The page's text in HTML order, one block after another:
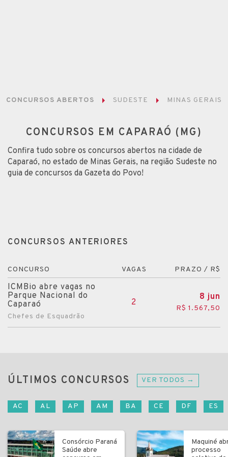
CONCURSOS ABERTOS SUDESTE MINAS GERAIS
CONCURSOS EM CAPARAÓ (MG)
Confira tudo sobre os concursos abertos na cidade de
Caparaó, no estado de Minas Gerais, na região Sudeste no
guia de concursos da Gazeta do Povo!
CONCURSOS ANTERIORES
CONCURSO VAGAS PRAZO / R$
ICMBio abre vagas no
Parque Nacional do
Caparaó
Chefes de Esquadrão
2
8 jun
R$ 1.567,50
ÚLTIMOS CONCURSOS VER TODOS →
AC AL AP AM BA CE DF ES
Consórcio Paraná
Saúde abre
Maquiné
processo